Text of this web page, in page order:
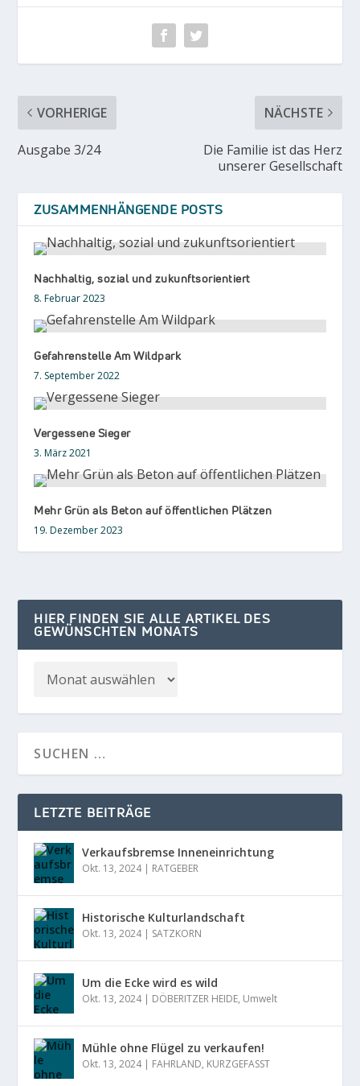
VORHERIGE
Ausgabe 3/24
NÄCHSTE
Die Familie ist das Herz
unserer Gesellschaft
ZUSAMMENHÄNGENDE POSTS
Nachhaltig, sozial und zukunftsorientiert
8. Februar 2023
Gefahrenstelle Am Wildpark
7. September 2022
Vergessene Sieger
3. März 2021
Mehr Grün als Beton auf öffentlichen Plätzen
19. Dezember 2023
HIER FINDEN SIE ALLE ARTIKEL DES
GEWÜNSCHTEN MONATS
LETZTE BEITRÄGE
Verkaufsbremse Inneneinrichtung
Okt. 13, 2024| RATGEBER
Historische Kulturlandschaft
Okt. 13, 2024| SATZKORN
Um die Ecke wird es wild
Okt. 13, 2024| DÖBERITZER HEIDE, Umwelt
Mühle ohne Flügel zu verkaufen!
Okt. 13, 2024| FAHRLAND, KURZGEFASST